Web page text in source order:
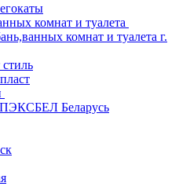
комнат и туалета
комнат и туалета г.
Беларусь